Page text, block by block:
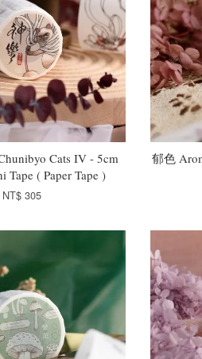
Cats IV - 5cm
Tape ( Paper Tape )
NT$ 305
郁色